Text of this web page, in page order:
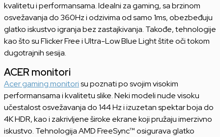
kvalitetu i performansama. Idealni za gaming, sa brzinom
osvežavanja do 360Hz i odzivima od samo 1ms, obezbeđuju
glatko iskustvo igranja bez zastajkivanja. Takođe, tehnologije
kao što su Flicker Free i Ultra-Low Blue Light štite oči tokom
dugotrajnih sesija.
ACER monitori
Acer gaming monitorisu poznati po svojim visokim
performansama i kvalitetu slike. Neki modeli nude visoku
učestalost osvežavanja do 144 Hz i izuzetan spektar boja do
4K HDR, kao i zakrivljene široke ekrane koji pružaju imerzivno
iskustvo. Tehnologija AMD FreeSync™ osigurava glatko